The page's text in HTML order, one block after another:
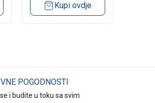
Kupi ovdje
POGODNOSTI
i budite u toku sa svim